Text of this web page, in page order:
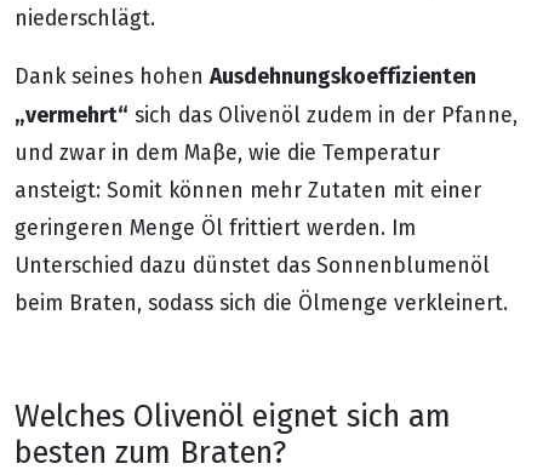
niederschlägt.
Dank seines hohen Ausdehnungskoeffizienten
„vermehrt“ sich das Olivenöl zudem in der Pfanne,
und zwar in dem Maβe, wie die Temperatur
ansteigt: Somit können mehr Zutaten mit einer
geringeren Menge Öl frittiert werden. Im
Unterschied dazu dünstet das Sonnenblumenöl
beim Braten, sodass sich die Ölmenge verkleinert.
Welches Olivenöl eignet sich am
besten zum Braten?